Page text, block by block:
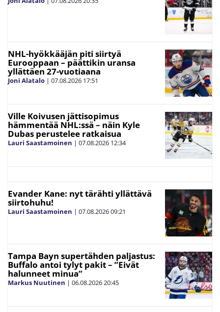
NHL-hyökkääjän piti siirtyä
Eurooppaan – päättikin uransa
yllättäen 27-vuotiaana
Joni Alatalo | 07.08.2026 17:51
Ville Koivusen jättisopimus
hämmentää NHL:ssä – näin Kyle
Dubas perustelee ratkaisua
Lauri Saastamoinen | 07.08.2026 12:34
Evander Kane: nyt tärähti yllättävä
siirtohuhu!
Lauri Saastamoinen | 07.08.202609:21
Tampa Bayn supertähden paljastus:
Buffalo antoi tylyt pakit – ”Eivät
halunneet minua”
Markus Nuutinen | 06.08.202620:45